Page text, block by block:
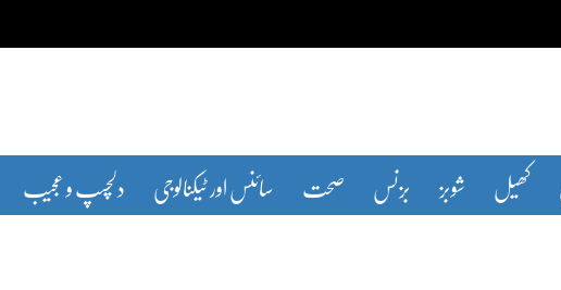
کھیل شوبز بزنس صحت سائنس اور ٹیکنالوجی دلچسپ و عجیب